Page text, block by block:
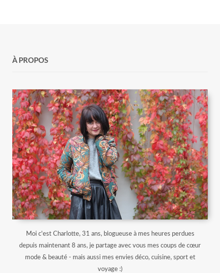
À PROPOS
Moi c'est Charlotte, 31 ans, blogueuse à mes heures perdues
depuis maintenant 8 ans, je partage avec vous mes coups de cœur
mode & beauté - mais aussi mes envies déco, cuisine, sport et
voyage :)